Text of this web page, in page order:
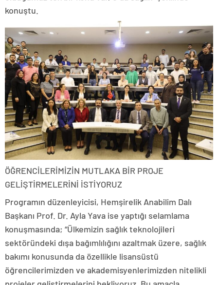
konuştu.
ÖĞRENCİLERİMİZİN MUTLAKA BİR PROJE
GELİŞTİRMELERİNİ İSTİYORUZ
Programın düzenleyicisi, Hemşirelik Anabilim Dalı
Başkanı Prof. Dr. Ayla Yava ise yaptığı selamlama
konuşmasında; “Ülkemizin sağlık teknolojileri
sektöründeki dışa bağımlılığını azaltmak üzere, sağlık
bakımı konusunda da özellikle lisansüstü
öğrencilerimizden ve akademisyenlerimizden nitelikli